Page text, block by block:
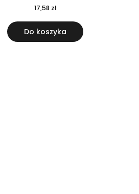
17,58 zł
Do koszyka